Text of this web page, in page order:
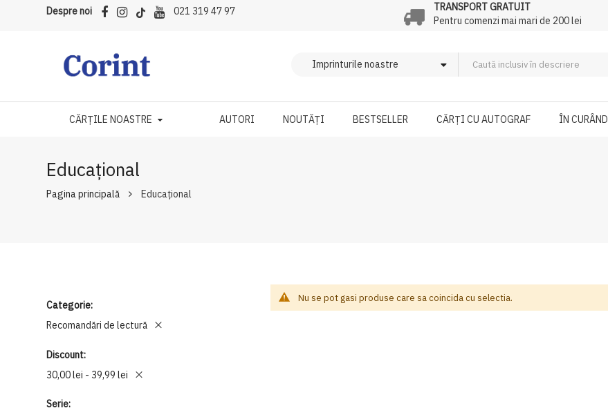
Despre noi 021 319 47 97
TRANSPORT GRATUIT
Pentru comenzi mai mari de 200 lei
CĂRȚILE NOASTRE AUTORI NOUTĂȚI BESTSELLER CĂRȚI CU AUTOGRAF ÎN CURÂND
Educațional
Pagina principală Educațional
Categorie
Recomandări de lectură
Discount
30,00 lei - 39,99 lei
Serie
Nu se pot gasi produse care sa coincida cu selectia.